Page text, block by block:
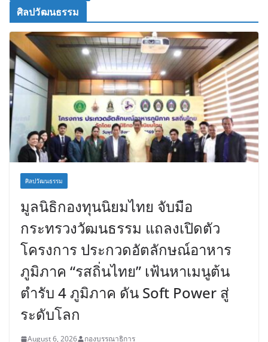
ศิลปวัฒนธรรม
ศิลปวัฒนธรรม
มูลนิธิกองทุนนิยมไทย จับมือ
กระทรวงวัฒนธรรม แถลงเปิดตัว
โครงการ ประกวดอัตลักษณ์อาหาร
ภูมิภาค “รสถิ่นไทย” เฟ้นหาเมนูต้น
ตำรับ 4 ภูมิภาค ดัน Soft Power สู่
ระดับโลก
August 6, 2026 กองบรรณาธิการ